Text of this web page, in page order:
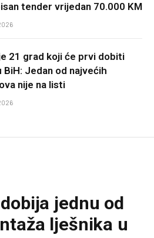
tender vrijedan 70.000 KM
21 grad koji će prvi dobiti
BiH: Jedan od najvećih
nije na listi
jednu od
lješnika u